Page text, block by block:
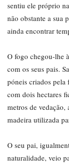
sentiu ele próprio
não obstante a sua
ainda encontrar
O fogo chegou-lhe
com os seus pais.
póneis criados pela
com dois hectares
metros de vedação,
madeira utilizada
O seu pai,
naturalidade, veio